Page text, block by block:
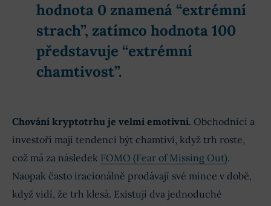
hodnota 0 znamená “extrémní
strach”, zatímco hodnota 100
představuje “extrémní
chamtivost”.
Chování kryptotrhu je velmi emotivní. Obchodníci a
investoři mají tendenci být chamtiví, když trh roste,
což má za následek FOMO (Fear of Missing Out).
Naopak často iracionálně prodávají své mince v době,
když vidí, že trh klesá. Existují dva jednoduché